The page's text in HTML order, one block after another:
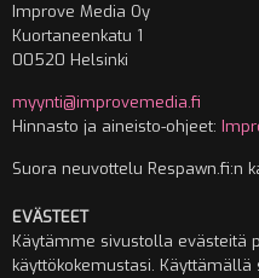
Improve Media Oy
Kuortaneenkatu 1
00520 Helsinki
myynti@improvemedia.fi
Hinnasto ja aineisto-ohjeet:
Suora neuvottelu Respawn.fi:n
EVÄSTEET
Käytämme sivustolla evästeitä
käyttökokemustasi.